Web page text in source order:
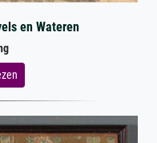
en Wateren